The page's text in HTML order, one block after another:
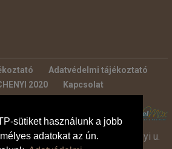
sütiket használunk a jobb
adatokat az ún.
Adatvédelmi tájékoztató
2020
Kapcsolat
Tours Kft. 2600 Vác, Széchenyi u.